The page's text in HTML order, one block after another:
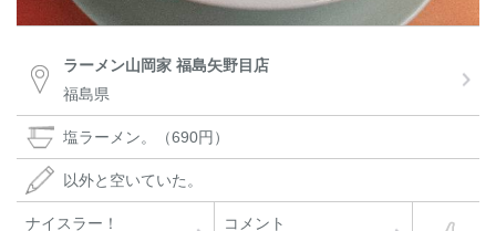
ラーメン山岡家 福島矢野目店
福島県
塩ラーメン。（690円）
以外と空いていた。
ナイスラー！ コメント